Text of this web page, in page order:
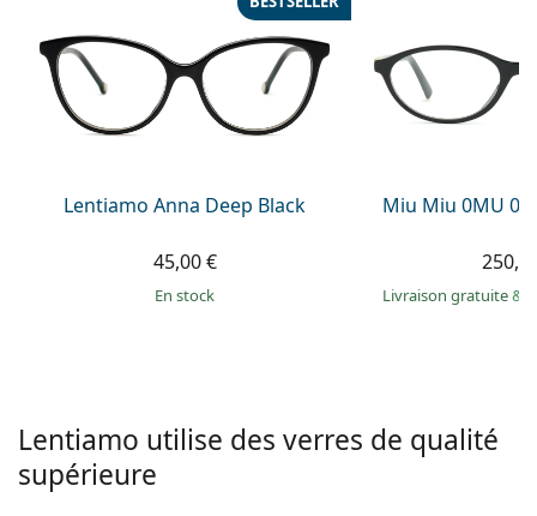
Prada
Toutes les marques
Lentiamo Anna Deep Black
45,00 €
en stock
Miu Miu 0MU
Livraison gratuite&
Lentiamo utilise des verres de qualité
supérieure